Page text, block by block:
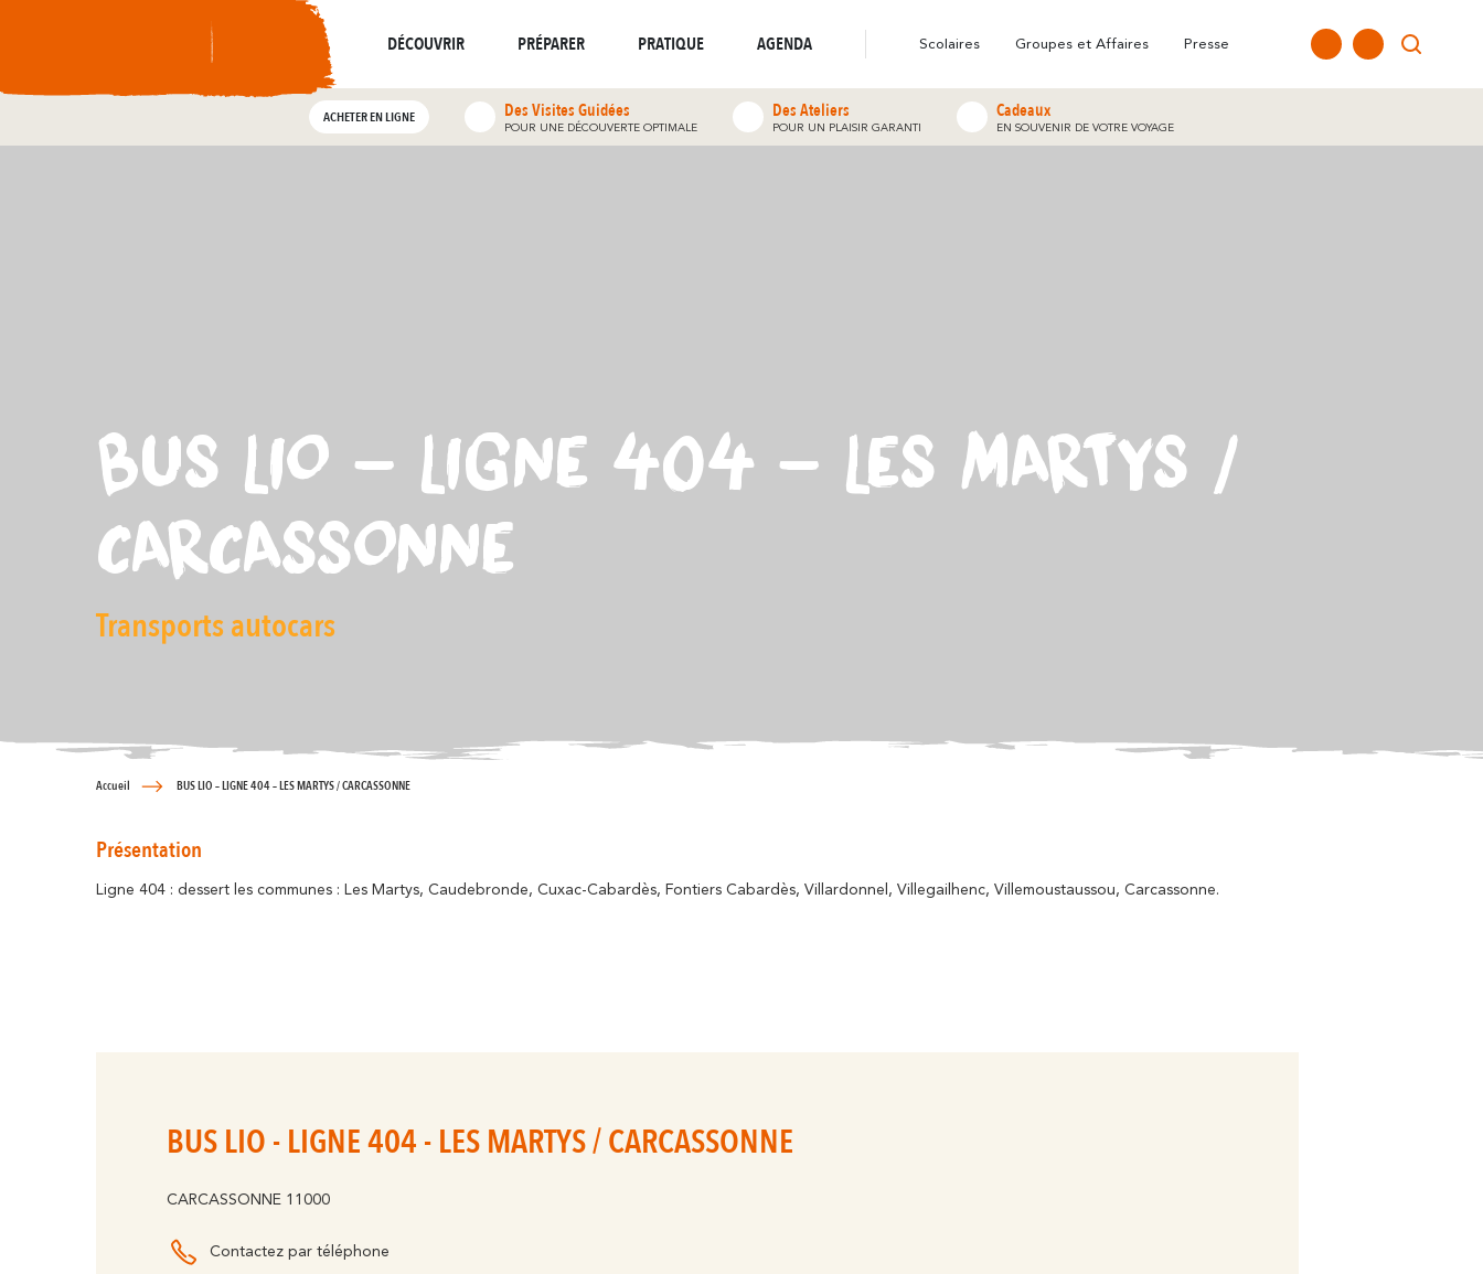
DÉCOUVRIR
Là où l’histoire résonne
PRÉPARER
Toutes les visites Toutes les randonnées Carte Interactive
PRATIQUE
Nos Bureaux
AGENDA
Scolaires Groupes et Affaires Presse
ACHETER EN LIGNE Des Visites Guidées
POUR UNE DÉCOUVERTE OPTIMALE
Des Ateliers
POUR UN PLAISIR GARANTI
Cadeaux
EN SOUVENIR DE VOTRE VOYAGE
BUS LIO - LIGNE 404 - LES MARTYS /
CARCASSONNE
Transports autocars
Accueil BUS LIO – LIGNE 404 – LES MARTYS / CARCASSONNE
Présentation
Ligne 404 : dessert les communes : Les Martys, Caudebronde, Cuxac-Cabardès, Fontiers Cabardès, Villardonnel, Villegailhenc, Villemoustaussou, Carcassonne.
BUS LIO - LIGNE 404 - LES MARTYS / CARCASSONNE
CARCASSONNE 11000
Contactez par téléphone